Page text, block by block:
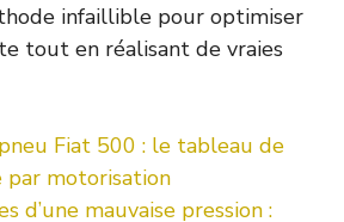
infaillible pour optimiser
tout en réalisant de vraies
Fiat 500 : le tableau de
par motorisation
d’une mauvaise pression :